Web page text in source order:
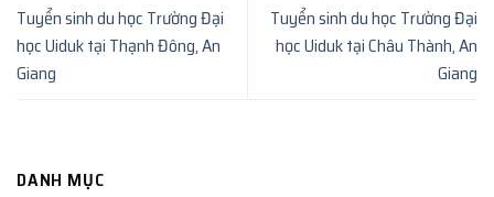
Tuyển sinh du học Trường Đại
học Uiduk tại Thạnh Đông, An
Giang
Tuyển sinh du học Trường Đại
học Uiduk tại Châu Thành, An
Giang
DANH MỤC